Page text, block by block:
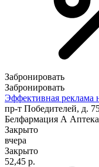
Забронировать
Забронировать
Эффективная реклама
пр-т Победителей, д.
Белфармация А
Закрыто
вчера
Закрыто
52,45 р.